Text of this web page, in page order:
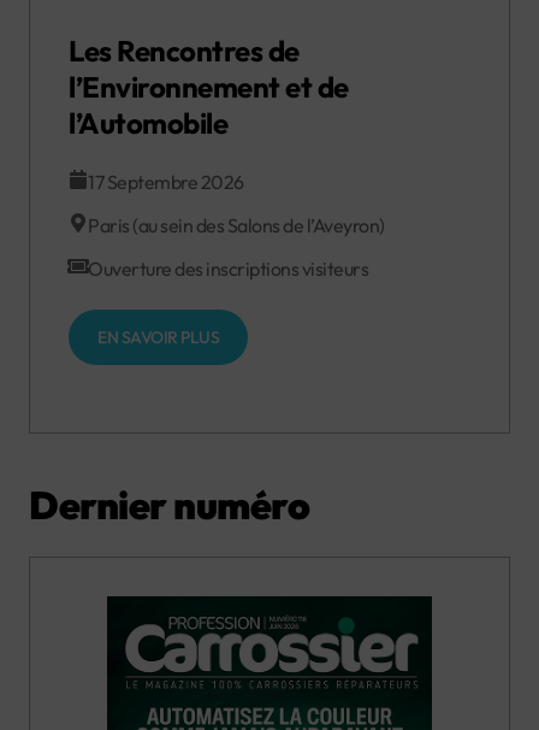
Les Rencontres de
l’Environnement et de
l’Automobile
17 Septembre 2026
Paris (au sein des Salons de l’Aveyron)
Ouverture des inscriptions visiteurs
EN SAVOIR PLUS
Dernier numéro